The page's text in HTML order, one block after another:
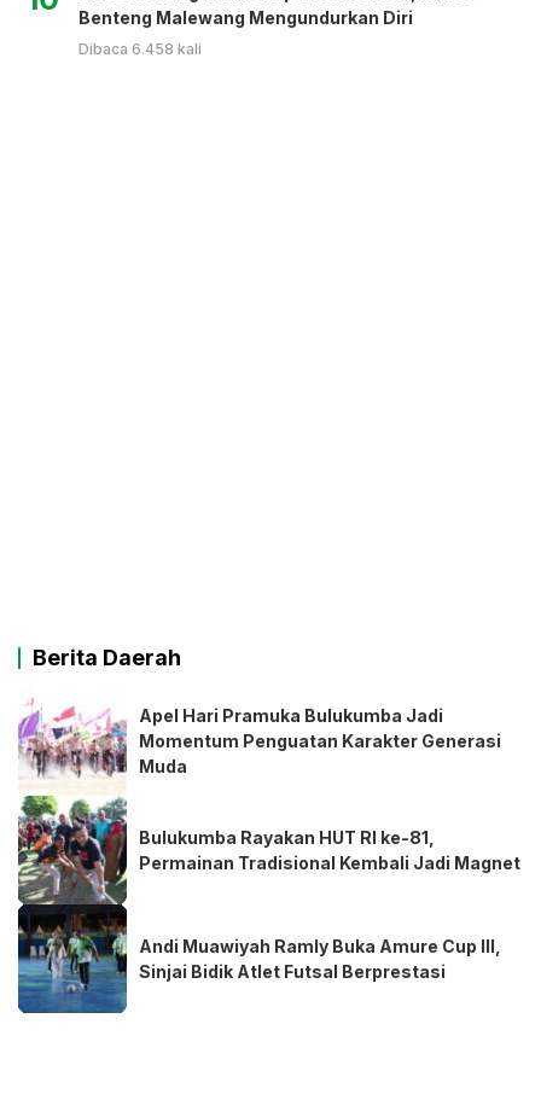
Benteng Malewang Mengundurkan Diri
Dibaca 6.458 kali
Berita Daerah
Apel Hari Pramuka Bulukumba Jadi
Momentum Penguatan Karakter Generasi
Muda
Bulukumba Rayakan HUT RI ke-81,
Permainan Tradisional Kembali Jadi Magnet
Andi Muawiyah Ramly Buka Amure Cup III,
Sinjai Bidik Atlet Futsal Berprestasi